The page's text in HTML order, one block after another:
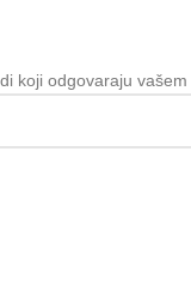
koji odgovaraju vašem